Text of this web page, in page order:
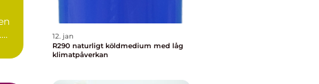
12. jan
R290 naturligt köldmedium med låg
klimatpåverkan